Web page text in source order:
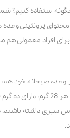
استفاده کنیم؟
پروتئینی وعده
برای افراد معمولی
وعده صبحانه خود
است بدانید دانه
سیری داشته باشید.